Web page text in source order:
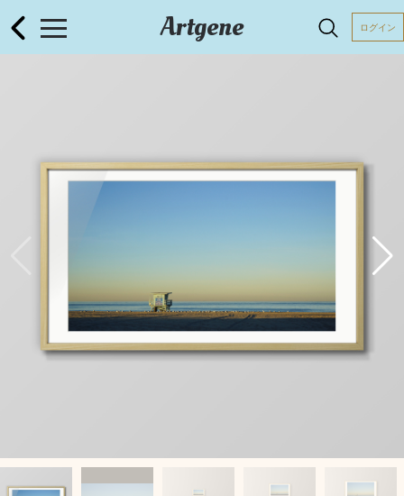
Artgene ログイン